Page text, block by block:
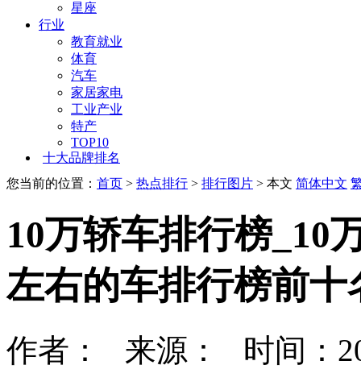
星座
行业
教育就业
体育
汽车
家居家电
工业产业
特产
TOP10
十大品牌排名
您当前的位置： 首页 > 热点排行 > 排行图片 > 本文 简体中文
10万轿车排行榜_10
左右的车排行榜前十
作者： 来源： 时间：